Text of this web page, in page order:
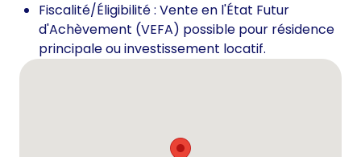
Fiscalité/Éligibilité : Vente en l'État Futur
d'Achèvement (VEFA) possible pour résidence
principale ou investissement locatif.